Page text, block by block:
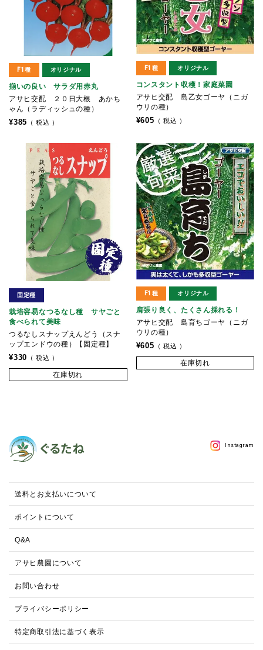
F1種 オリジナル
揃いの良い サラダ用赤丸
アサヒ交配 ２０日大根 あかち
ゃん（ラディッシュの種）
¥385 税込
F1種 オリジナル
コンスタント収穫！家庭菜園
アサヒ交配 島乙女ゴーヤ（ニガ
ウリの種）
¥605 税込
固定種
栽培容易なつるなし種 サヤごと
食べられて美味
つるなしスナップえんどう（スナ
ップエンドウの種）【固定種】
¥330 税込
在庫切れ
F1種 オリジナル
肩張り良く、たくさん採れる！
アサヒ交配 島育ちゴーヤ（ニガ
ウリの種）
¥605 税込
在庫切れ
Instagram
送料とお支払いについて
ポイントについて
Q&A
アサヒ農園について
お問い合わせ
プライバシーポリシー
特定商取引法に基づく表示